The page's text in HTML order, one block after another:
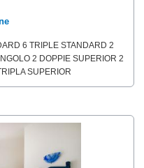
6 TRIPLE STANDARD 2
2 DOPPIE SUPERIOR 2
SUPERIOR